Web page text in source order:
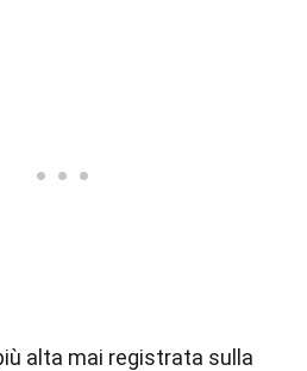
alta mai registrata sulla